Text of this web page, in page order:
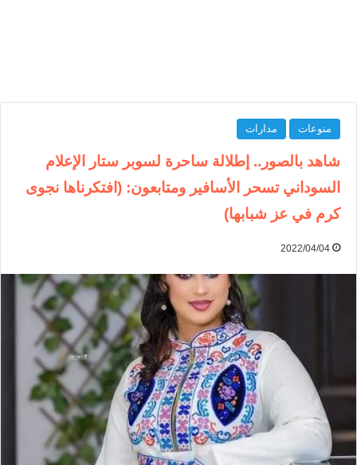
منوعات مدارات
شاهد بالصور.. إطلالة ساحرة لسوبر ستار الإعلام
السوداني تسحر الأسافير ومتابعون: (افتكرناها نجوى
كرم في عز شبابها)
2022/04/04